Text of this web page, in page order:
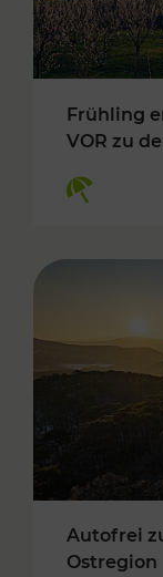
Frühling
VOR zu
Autofrei
Ostregion